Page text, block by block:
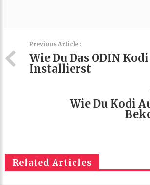
Previous Article :
Wie Du Das ODIN
Installierst
Wie Du Kodi
Related Articles